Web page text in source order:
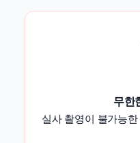
무한
실사 촬영이 불가능